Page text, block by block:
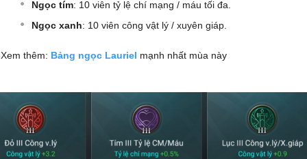
Ngọc tím: 10 viên tỷ lệ chí mạng / máu tối đa.
Ngọc xanh: 10 viên công vật lý / xuyên giáp.
Xem thêm: Bảng ngọc Lauriel mạnh nhất mùa này